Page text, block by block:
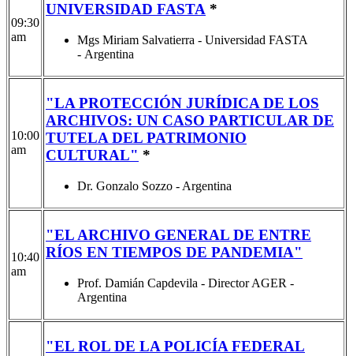
09:30
am
UNIVERSIDAD FASTA *
Mgs Miriam Salvatierra - Universidad FASTA
- Argentina
10:00
am
"LA PROTECCIÓN JURÍDICA DE LOS
ARCHIVOS: UN CASO PARTICULAR DE
TUTELA DEL PATRIMONIO
CULTURAL" *
Dr. Gonzalo Sozzo - Argentina
10:40
am
"EL ARCHIVO GENERAL DE ENTRE
RÍOS EN TIEMPOS DE PANDEMIA"
Prof. Damián Capdevila - Director AGER -
Argentina
"EL ROL DE LA POLICÍA FEDERAL